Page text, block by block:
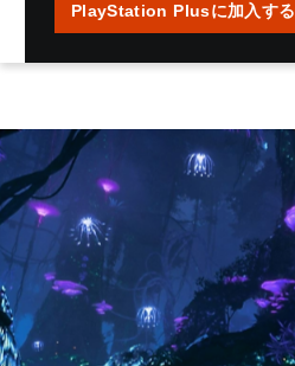
PlayStation Plusに加入する